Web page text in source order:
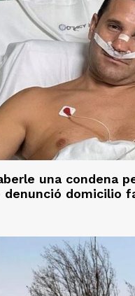
una condena
denunció domicilio